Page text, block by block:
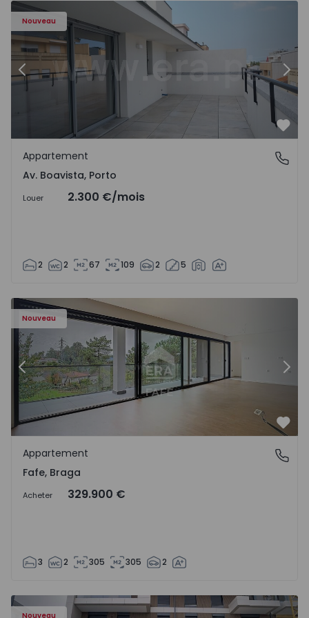
Nouveau
Appartement T2 Porto, Av. Boavista - 1574734 - 7
Précédent
Av. Boavista, Porto
Appartement
Av. Boavista, Porto
Louer 2.300 €/mois
2 2 67 109 2 5
Nouveau
Précédent
Fafe, Braga
Appartement
Fafe, Braga
Acheter 329.900 €
3 2 305 305 2
Nouveau